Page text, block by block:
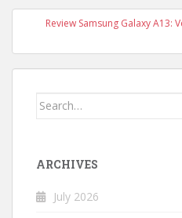
Review Samsung Galaxy A13:
Search
ARCHIVES
July 2026